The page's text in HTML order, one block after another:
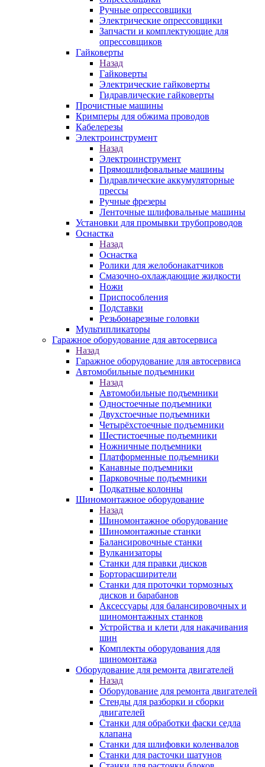
Ручные опрессовщики
Электрические опрессовщики
Запчасти и комплектующие для
опрессовщиков
Гайковерты
Назад
Гайковерты
Электрические гайковерты
Гидравлические гайковерты
Прочистные машины
Кримперы для обжима проводов
Кабелерезы
Электроинструмент
Назад
Электроинструмент
Прямошлифовальные машины
Гидравлические аккумуляторные
прессы
Ручные фрезеры
Ленточные шлифовальные машины
Установки для промывки трубопроводов
Оснастка
Назад
Оснастка
Ролики для желобонакатчиков
Смазочно-охлаждающие жидкости
Ножи
Приспособления
Подставки
Резьбонарезные головки
Мультипликаторы
Гаражное оборудование для автосервиса
Назад
Гаражное оборудование для автосервиса
Автомобильные подъемники
Назад
Автомобильные подъемники
Одностоечные подъемники
Двухстоечные подъемники
Четырёхстоечные подъемники
Шестистоечные подъемники
Ножничные подъемники
Платформенные подъемники
Канавные подъемники
Парковочные подъемники
Подкатные колонны
Шиномонтажное оборудование
Назад
Шиномонтажное оборудование
Шиномонтажные станки
Балансировочные станки
Вулканизаторы
Станки для правки дисков
Борторасширители
Станки для проточки тормозных
дисков и барабанов
Аксессуары для балансировочных и
шиномонтажных станков
Устройства и клети для накачивания
шин
Комплекты оборудования для
шиномонтажа
Оборудование для ремонта двигателей
Назад
Оборудование для ремонта двигателей
Стенды для разборки и сборки
двигателей
Станки для обработки фаски седла
клапана
Станки для шлифовки коленвалов
Станки для расточки шатунов